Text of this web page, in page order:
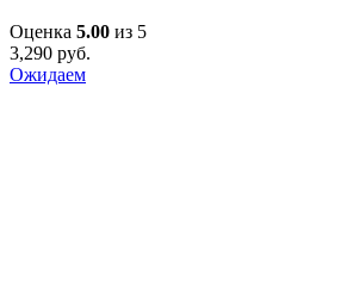
Оценка 5.00 из 5
3,290 руб.
Ожидаем